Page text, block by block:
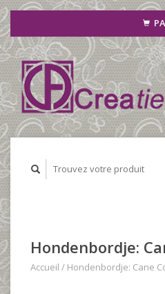
Hondenbordje:
Accueil / Hondenbordje: Cane